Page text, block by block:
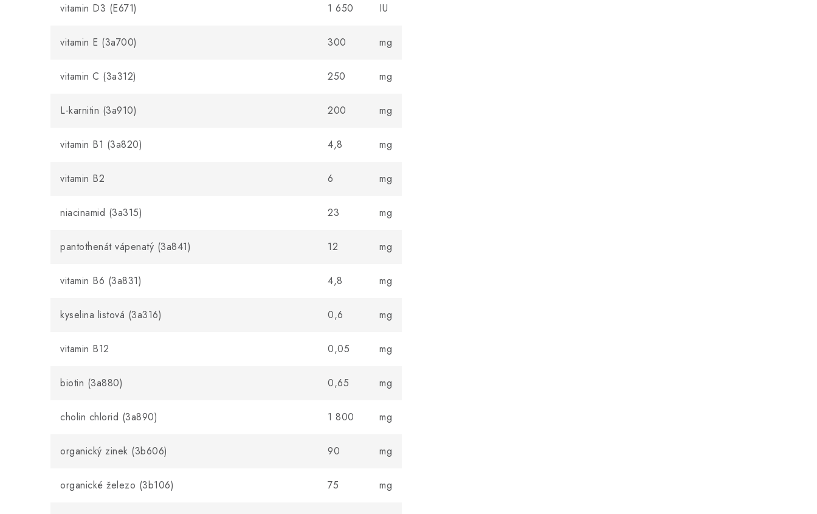
vitamin D3 (E671) 1 650 IU
vitamin E (3a700) 300 mg
vitamin C (3a312) 250 mg
L-karnitin (3a910) 200 mg
vitamin B1 (3a820) 4,8 mg
vitamin B2 6 mg
niacinamid (3a315) 23 mg
pantothenát vápenatý (3a841) 12 mg
vitamin B6 (3a831) 4,8 mg
kyselina listová (3a316) 0,6 mg
vitamin B12 0,05 mg
biotin (3a880) 0,65 mg
cholin chlorid (3a890) 1 800 mg
organický zinek (3b606) 90 mg
organické železo (3b106) 75 mg